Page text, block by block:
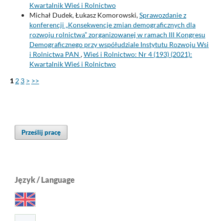
Kwartalnik Wieś i Rolnictwo
Michał Dudek, Łukasz Komorowski,Sprawozdanie z
konferencji „Konsekwencje zmian demograficznych dla
rozwoju rolnictwa” zorganizowanej w ramach III Kongresu
Demograficznego przy współudziale Instytutu Rozwoju Wsi
i Rolnictwa PAN ,Wieś i Rolnictwo: Nr 4 (193) (2021):
Kwartalnik Wieś i Rolnictwo
1 2 3 > >>
Prześlij pracę
Język / Language